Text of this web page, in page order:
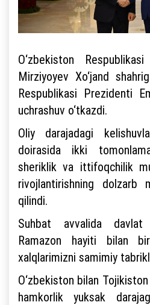
O‘zbekiston
Mirziyoyev Xo‘jand
Respublikasi Prezidenti
uchrashuv o‘tkazdi.
Oliy darajadagi
doirasida ikki
sheriklik va ittifoqchilik
rivojlantirishning dolzarb
qilindi.
Suhbat avvalida davlat
Ramazon hayiti bilan
xalqlarimizni samimiy
O‘zbekiston bilan
hamkorlik yuksak